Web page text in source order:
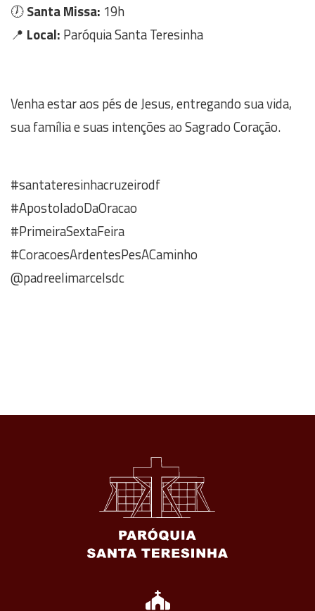
🕖Santa Missa: 19h
📍 Local: Paróquia Santa Teresinha
Venha estar aos pés de Jesus, entregando sua vida,
sua família e suas intenções ao Sagrado Coração.
#santateresinhacruzeirodf
#ApostoladoDaOracao
#PrimeiraSextaFeira
#CoracoesArdentesPesACaminho
@padreelimarcelsdc